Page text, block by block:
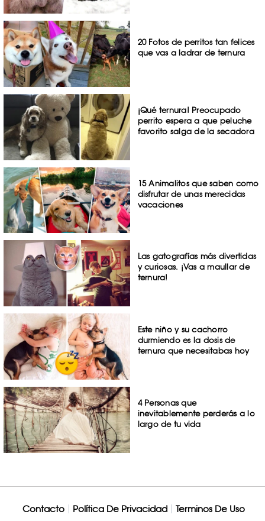
20 Fotos de perritos tan felices
que vas a ladrar de ternura
¡Qué ternura! Preocupado
perrito espera a que peluche
favorito salga de la secadora
15 Animalitos que saben como
disfrutar de unas merecidas
vacaciones
Las gatografías más divertidas
y curiosas. ¡Vas a maullar de
ternura!
Este niño y su cachorro
durmiendo es la dosis de
ternura que necesitabas hoy
4 Personas que
inevitablemente perderás a lo
largo de tu vida
Contacto Política De Privacidad Terminos De Uso